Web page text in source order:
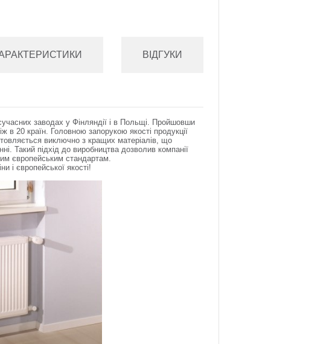
ВІДГУКИ
заводах у Фінляндії і в Польщі. Пройшовши
в 20 країн. Головною запорукою якості продукції
виключно з кращих матеріалів, що
Такий підхід до виробництва дозволив компанії
європейським стандартам.
і європейської якості!